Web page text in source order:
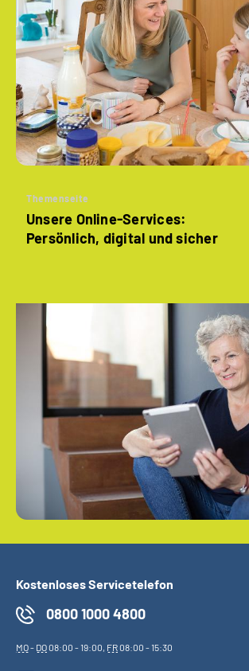
Themenseite
Unsere Online-Services:
Persönlich, digital und sicher
Kostenloses Servicetelefon
0800 1000 4800
MO- DO08:00 - 19:00, FR08:00 - 15:30